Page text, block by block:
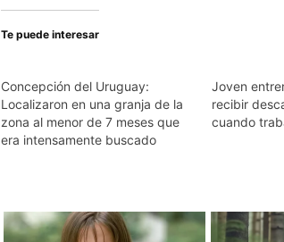
Te puede interesar
Concepción del Uruguay:
Localizaron en una granja de la
zona al menor de 7 meses que
era intensamente buscado
Joven
recibir
cuando